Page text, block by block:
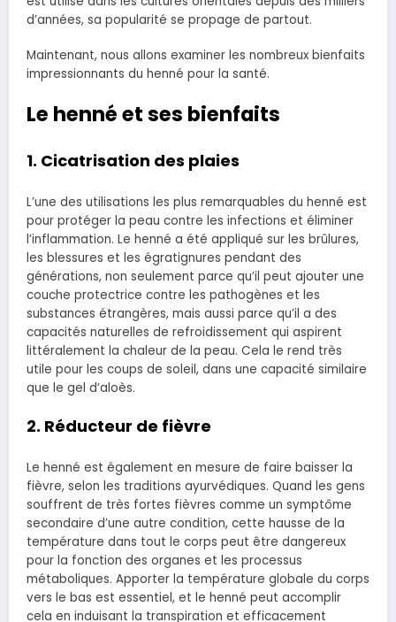
d’années, sa popularité se propage de partout.
Maintenant, nous allons examiner les nombreux bienfaits
impressionnants du henné pour la santé.
Le henné et ses bienfaits
1. Cicatrisation des plaies
L’une des utilisations les plus remarquables du henné est
pour protéger la peau contre les infections et éliminer
l’inflammation. Le henné a été appliqué sur les brûlures,
les blessures et les égratignures pendant des
générations, non seulement parce qu’il peut ajouter une
couche protectrice contre les pathogènes et les
substances étrangères, mais aussi parce qu’il a des
capacités naturelles de refroidissement qui aspirent
littéralement la chaleur de la peau. Cela le rend très
utile pour les coups de soleil, dans une capacité similaire
que le gel d’aloès.
2. Réducteur de fièvre
Le henné est également en mesure de faire baisser la
fièvre, selon les traditions ayurvédiques. Quand les gens
souffrent de très fortes fièvres comme un symptôme
secondaire d’une autre condition, cette hausse de la
température dans tout le corps peut être dangereux
pour la fonction des organes et les processus
métaboliques. Apporter la température globale du corps
vers le bas est essentiel, et le henné peut accomplir
cela en induisant la transpiration et efficacement